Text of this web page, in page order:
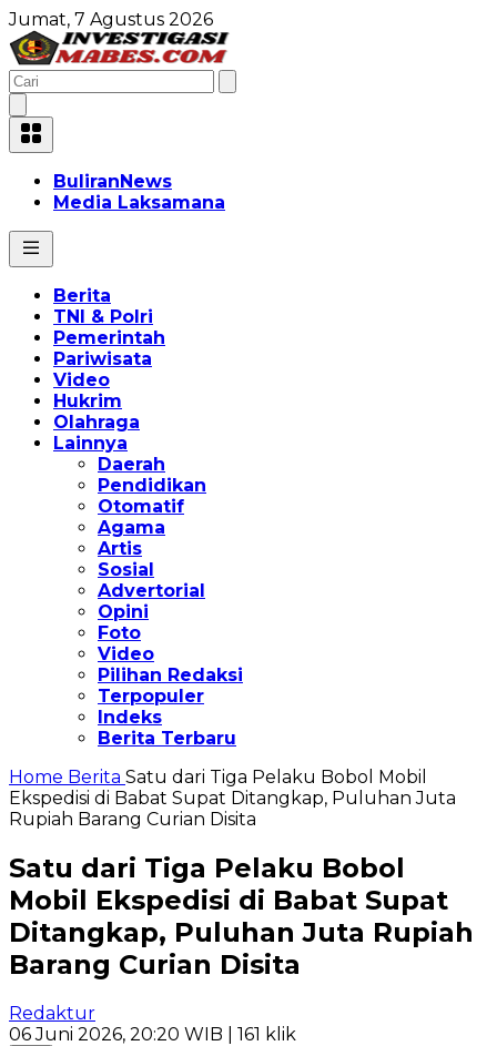
Jumat, 7 Agustus 2026
BuliranNews
Media Laksamana
Berita
TNI & Polri
Pemerintah
Pariwisata
Video
Hukrim
Olahraga
Lainnya
Daerah
Pendidikan
Otomatif
Agama
Artis
Sosial
Advertorial
Opini
Foto
Video
Pilihan Redaksi
Terpopuler
Indeks
Berita Terbaru
Home Berita Satu dari Tiga Pelaku Bobol Mobil
Ekspedisi di Babat Supat Ditangkap, Puluhan Juta
Rupiah Barang Curian Disita
Satu dari Tiga Pelaku Bobol
Mobil Ekspedisi di Babat Supat
Ditangkap, Puluhan Juta Rupiah
Barang Curian Disita
Redaktur
06 Juni 2026, 20:20 WIB | 161 klik